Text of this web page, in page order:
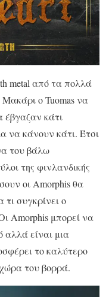
metal από τα πολλά
ο Tuomas να
έβγαζαν κάτι
να κάνουν κάτι. Έτσι
του βάλω
της φινλανδικής
οι Amorphis θα
συγκρίνει ο
Amorphis μπορεί να
αλλά είναι μια
το καλύτερο
του βορρά.